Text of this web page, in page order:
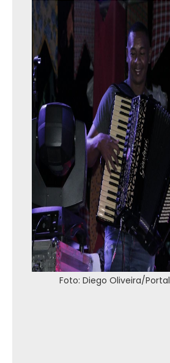
Foto: Diego Oliveira/